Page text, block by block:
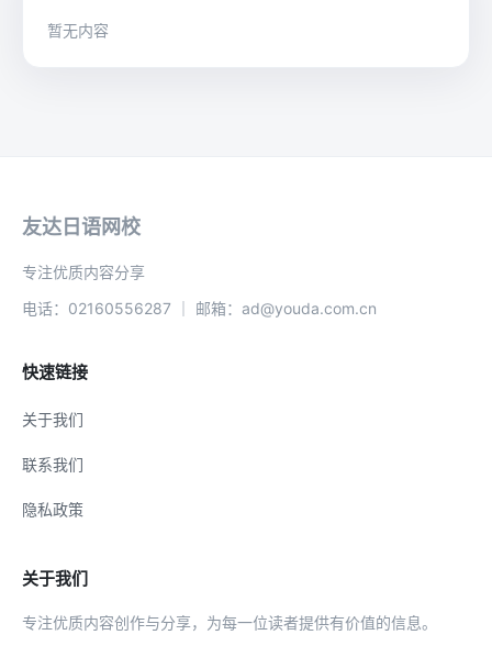
暂无内容
友达日语网校
专注优质内容分享
电话：02160556287 ｜ 邮箱：ad@youda.com.cn
快速链接
关于我们
联系我们
隐私政策
关于我们
专注优质内容创作与分享，为每一位读者提供有价值的信息。